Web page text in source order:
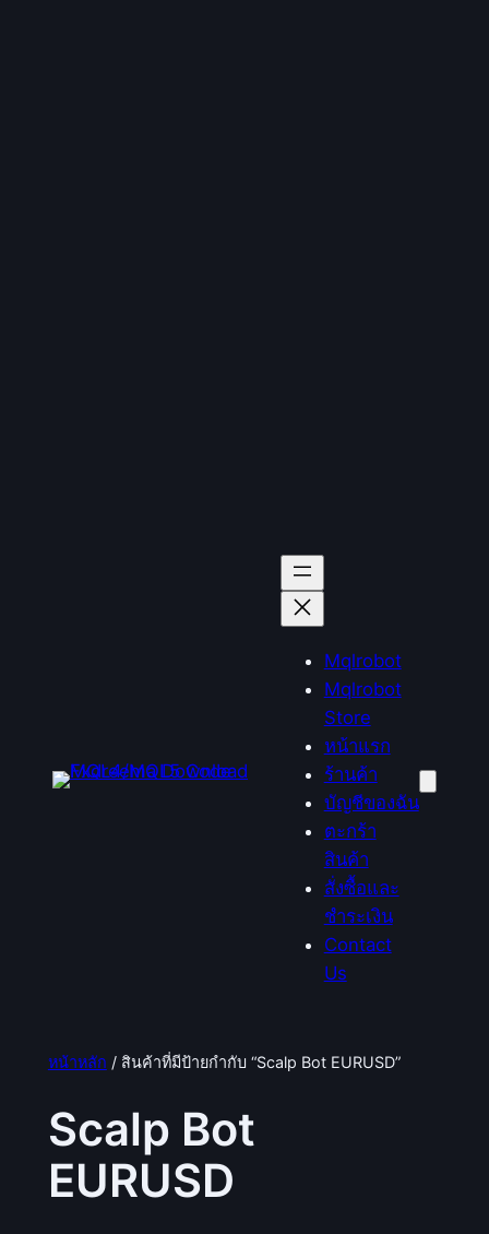
Mqlrobot
Mqlrobot
Store
หน้าแรก
ร้านค้า
บัญชีของฉัน
ตะกร้า
สินค้า
สั่งซื้อและ
ชำระเงิน
Contact
Us
หน้าหลัก / สินค้าที่มีป้ายกำกับ “Scalp Bot EURUSD”
Scalp Bot
EURUSD